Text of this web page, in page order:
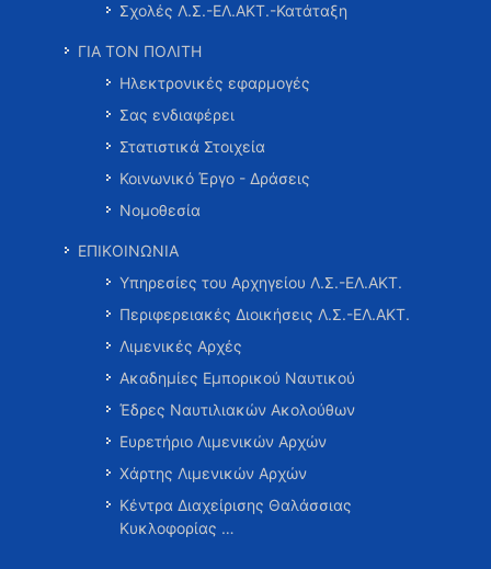
Σχολές Λ.Σ.-ΕΛ.ΑΚΤ.-Κατάταξη
ΓΙΑ ΤΟΝ ΠΟΛΙΤΗ
Ηλεκτρονικές εφαρμογές
Σας ενδιαφέρει
Στατιστικά Στοιχεία
Κοινωνικό Έργο - Δράσεις
Νομοθεσία
ΕΠΙΚΟΙΝΩΝΙΑ
Υπηρεσίες του Αρχηγείου Λ.Σ.-ΕΛ.ΑΚΤ.
Περιφερειακές Διοικήσεις Λ.Σ.-ΕΛ.ΑΚΤ.
Λιμενικές Αρχές
Ακαδημίες Εμπορικού Ναυτικού
Έδρες Ναυτιλιακών Ακολούθων
Ευρετήριο Λιμενικών Αρχών
Χάρτης Λιμενικών Αρχών
Κέντρα Διαχείρισης Θαλάσσιας
Κυκλοφορίας …